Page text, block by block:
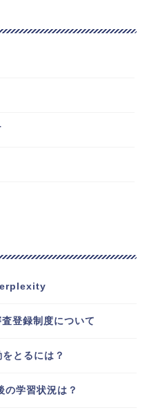
登録制度について
とるには？
学習状況は？